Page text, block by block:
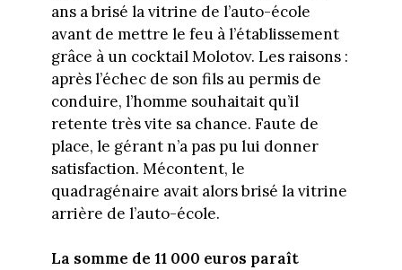
ans a brisé la vitrine de l’auto-école
avant de mettre le feu à l’établissement
grâce à un cocktail Molotov. Les raisons :
après l’échec de son fils au permis de
conduire, l’homme souhaitait qu’il
retente très vite sa chance. Faute de
place, le gérant n’a pas pu lui donner
satisfaction. Mécontent, le
quadragénaire avait alors brisé la vitrine
arrière de l’auto-école.
La somme de 11 000 euros paraît